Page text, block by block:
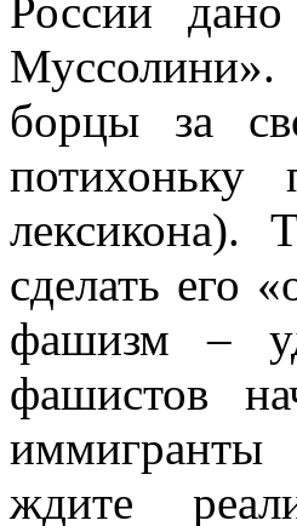
России
борцы за
лексикона).
сделать его
фашизм –
фашистов
иммигранты
ждите